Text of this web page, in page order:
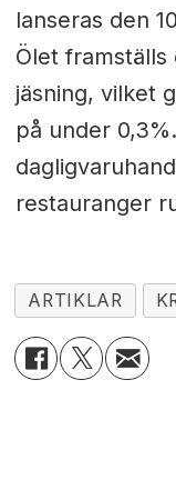
lanseras den
Ölet
jäsning, vilket
på under
restauranger
ARTIKLAR